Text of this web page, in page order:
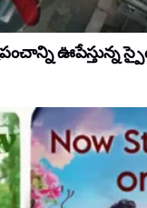
ఊపేస్తున్న